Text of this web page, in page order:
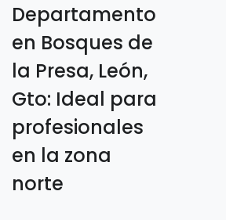
Departamento
en Bosques de
la Presa, León,
Gto: Ideal para
profesionales
en la zona
norte